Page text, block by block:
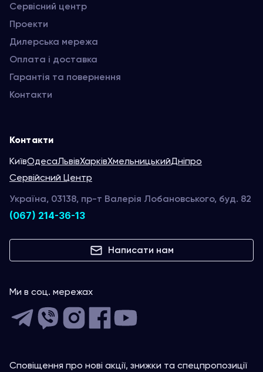
Сервісний центр
Проекти
Дилерська мережа
Оплата і доставка
Гарантія та повернення
Контакти
Контакти
КиївОдесаЛьвівХарківХмельницькийДніпро
Сервійсний Центр
Україна, 03138, пр-т Валерія Лобановського, буд. 82
(067) 214-36-13
Написати нам
Ми в соц. мережах
Сповіщення про нові акції, знижки та спецпропозиції